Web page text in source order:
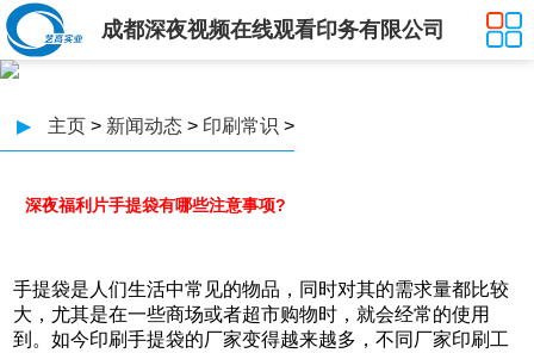
成都深夜视频在线观看印务有限公司
▶ 主页 > 新闻动态 > 印刷常识 >
深夜福利片手提袋有哪些注意事项?
手提袋是人们生活中常见的物品，同时对其的需求量都比较
大，尤其是在一些商场或者超市购物时，就会经常的使用
到。如今印刷手提袋的厂家变得越来越多，不同厂家印刷工